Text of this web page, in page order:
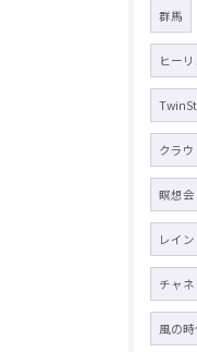
群馬
ヒー
クラ
瞑想会
レイ
チャ
風の